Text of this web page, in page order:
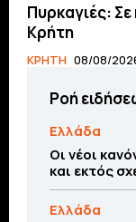
Πυρκαγιές:
Κρήτη
ΚΡΗΤΗ 08/08/
Ροή
Ελλάδα
Οι νέοι
και εκτός
Ελλάδα